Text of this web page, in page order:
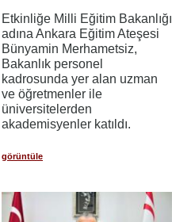
​​​​​​​Etkinliğe Milli Eğitim Bakanlığı
adına Ankara Eğitim Ateşesi
Bünyamin Merhametsiz,
Bakanlık personel
kadrosunda yer alan uzman
ve öğretmenler ile
üniversitelerden
akademisyenler katıldı.
görüntüle